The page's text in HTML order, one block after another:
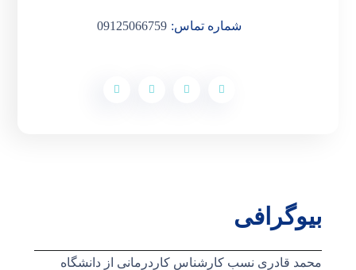
شماره تماس: 09125066759
بیوگرافی
محمد قادری نسب کارشناس کاردرمانی از دانشگاه